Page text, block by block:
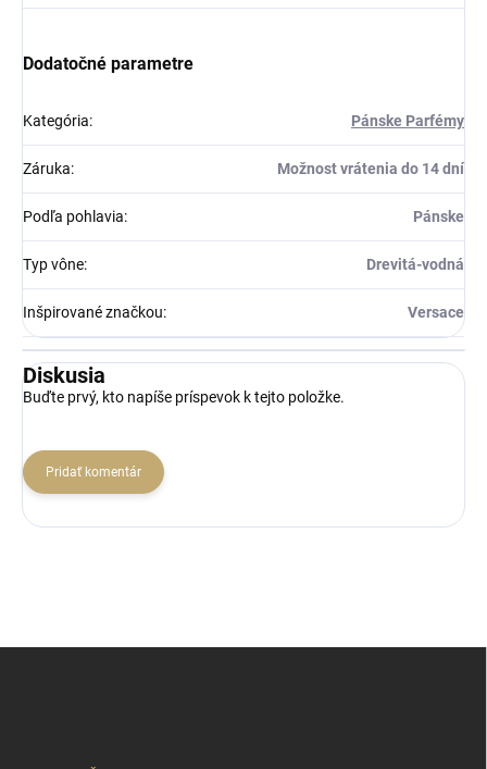
Dodatočné parametre
Kategória: Pánske Parfémy
Záruka: Možnost vrátenia do 14 dní
Podľa pohlavia: Pánske
Typ vône: Drevitá-vodná
Inšpirované značkou: Versace
Diskusia
Buďte prvý, kto napíše príspevok k tejto položke.
Pridať komentár